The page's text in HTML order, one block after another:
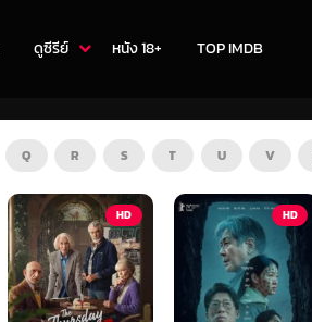
ดูซีรีย์ หนัง 18+ TOP IMDB
Q R S T U V
HD ZOOM